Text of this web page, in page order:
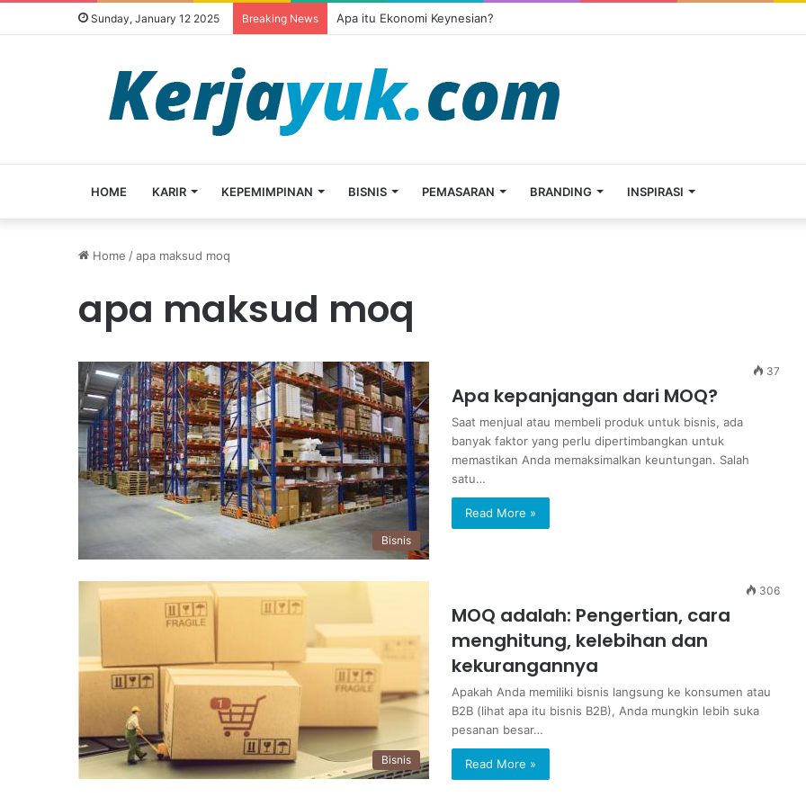
Sunday, January 12 2025 Breaking News Apa itu Ekonomi Keynesian?
HOME KARIR KEPEMIMPINAN BISNIS PEMASARAN BRANDING INSPIRASI
Home /apa maksud moq
apa maksud moq
Bisnis
37
Apa kepanjangan dari MOQ?
Saat menjual atau membeli produk untuk bisnis, ada
banyak faktor yang perlu dipertimbangkan untuk
memastikan Anda memaksimalkan keuntungan. Salah
satu…
Read More »
Bisnis
306
MOQ adalah: Pengertian, cara
menghitung, kelebihan dan
kekurangannya
Apakah Anda memiliki bisnis langsung ke konsumen atau
B2B (lihat apa itu bisnis B2B), Anda mungkin lebih suka
pesanan besar…
Read More »